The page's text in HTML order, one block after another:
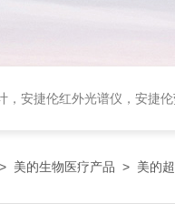
安捷伦荧光光谱仪，泰事达实验室冻干机，布鲁克台式顺
> 美的生物医疗产品 > 美的